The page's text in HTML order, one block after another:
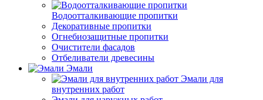
Водоотталкивающие пропитки
Декоративные пропитки
Огнебиозащитные пропитки
Очистители фасадов
Отбеливатели древесины
Эмали
Эмали для
внутренних работ